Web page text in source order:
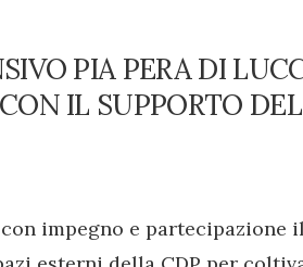
PIA PERA DI
IL SUPPORTO
impegno e partecipazione